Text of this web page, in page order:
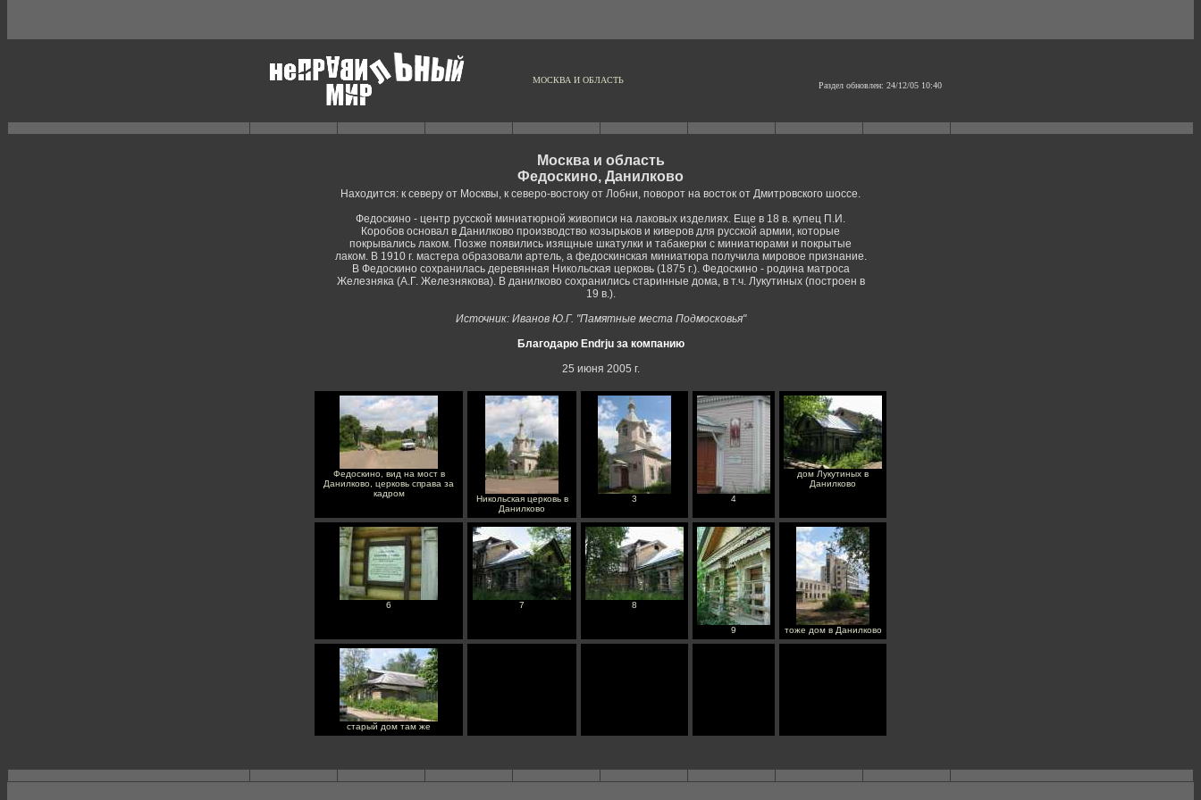
МОСКВА И ОБЛАСТЬ
Раздел обновлен: 24/12/05 10:40
Москва и область
Федоскино, Данилково
Находится: к северу от Москвы, к северо-востоку от Лобни, поворот на восток от Дмитровского шоссе.
Федоскино - центр русской миниатюрной живописи на лаковых изделиях. Еще в 18 в. купец П.И.
Коробов основал в Данилково производство козырьков и киверов для русской армии, которые
покрывались лаком. Позже появились изящные шкатулки и табакерки с миниатюрами и покрытые
лаком. В 1910 г. мастера образовали артель, а федоскинская миниатюра получила мировое признание.
В Федоскино сохранилась деревянная Никольская церковь (1875 г.). Федоскино - родина матроса
Железняка (А.Г. Железнякова). В данилково сохранились старинные дома, в т.ч. Лукутиных (построен в
19 в.).
Источник: Иванов Ю.Г. "Памятные места Подмосковья"
Благодарю Endrju за компанию
25 июня 2005 г.
Федоскино, вид на мост в
Данилково, церковь справа за
кадром
Никольская церковь в
Данилково
3 4
дом Лукутиных в
Данилково
6 7 8
9 тоже дом в Данилково
старый дом там же